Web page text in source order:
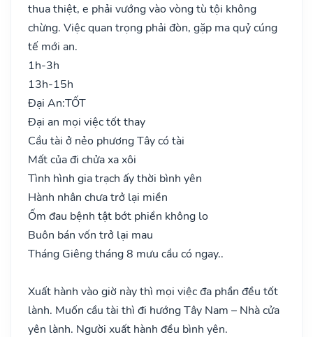
thua thiệt, e phải vướng vào vòng tù tội không
chừng. Việc quan trọng phải đòn, gặp ma quỷ cúng
tế mới an.
1h-3h
13h-15h
Đại An:TỐT
Đại an mọi việc tốt thay
Cầu tài ở nẻo phương Tây có tài
Mất của đi chửa xa xôi
Tình hình gia trạch ấy thời bình yên
Hành nhân chưa trở lại miền
Ốm đau bệnh tật bớt phiền không lo
Buôn bán vốn trở lại mau
Tháng Giêng tháng 8 mưu cầu có ngay..
Xuất hành vào giờ này thì mọi việc đa phần đều tốt
lành. Muốn cầu tài thì đi hướng Tây Nam – Nhà cửa
yên lành. Người xuất hành đều bình yên.